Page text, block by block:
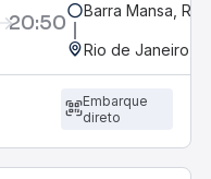
20:50 Barra Mansa, RJ
Rio de Janeiro,
Embarque
direto